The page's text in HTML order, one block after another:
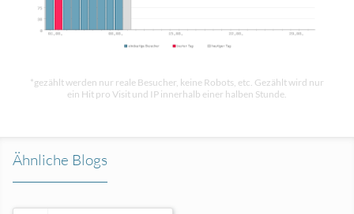
*gezählt werden nur reale Besucher, keine Robots, etc. Gezählt wird nur
ein Hit pro Visit und IP innerhalb einer halben Stunde.
Ähnliche Blogs